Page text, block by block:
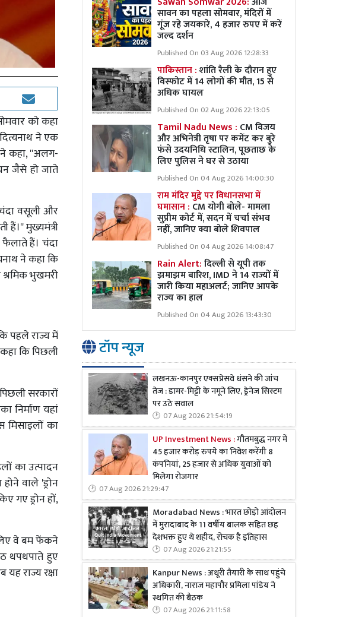
को कहा
ने एक
कहा, ''अलग-
जैसे हो जाते
चंदा वसूली और
मुख्यमंत्री
हैं। चंदा
ने कहा कि
भुखमरी
पहले राज्य में
कि पिछली
सरकारों
निर्माण यहां
मिसाइलों का
का उत्पादन
वाले 'ड्रोन
गए ड्रोन हों,
वे बम फेंकने
थपथपाते हुए
राज्य रक्षा
सावन का पहला सोमवार, मंदिरों में
गूंज रहे जयकारे, 4 हजार रुपए में करें
जल्द दर्शन
Published On 03 Aug 2026 12:28:33
पाकिस्तान :शांति रैली के दौरान हुए
विस्फोट में 14 लोगों की मौत, 15 से
अधिक घायल
Published On 02 Aug 2026 22:13:05
Tamil Nadu News : CM विजय
और अभिनेत्री तृषा पर कमेंट कर बुरे
फंसे उदयनिधि स्टालिन, पूछताछ के
लिए पुलिस ने घर से उठाया
Published On 04 Aug 2026 14:00:30
राम मंदिर मुद्दे पर विधानसभा में
घमासान : CM योगी बोले- मामला
सुप्रीम कोर्ट में, सदन में चर्चा संभव
नहीं, जानिए क्या बोले शिवपाल
Published On 04 Aug 2026 14:08:47
Rain Alert:दिल्ली से यूपी तक
झमाझम बारिश, IMD ने 14 राज्यों में
जारी किया महाअलर्ट; जानिए आपके
राज्य का हाल
Published On 04 Aug 2026 13:43:30
टॉप न्यूज
लखनऊ-कानपुर एक्सप्रेसवे धंसने की जांच
तेज : डामर-मिट्टी के नमूने लिए, ड्रेनेज सिस्टम
पर उठे सवाल
07 Aug 2026 21:54:19
UP Investment News :गौतमबुद्ध नगर में
45 हजार करोड़ रुपये का निवेश करेंगी 8
कंपनियां, 25 हजार से अधिक युवाओं को
मिलेगा रोजगार
07 Aug 2026 21:29:47
Moradabad News : भारत छोड़ो आंदोलन
में मुरादाबाद के 11 वर्षीय बालक सहित छह
देशभक्त हुए थे शहीद, रोचक है इतिहास
07 Aug 2026 21:21:55
Kanpur News : अधूरी तैयारी के साथ पहुंचे
अधिकारी, नाराज महापौर प्रमिला पांडेय ने
स्थगित की बैठक
07 Aug 2026 21:11:58